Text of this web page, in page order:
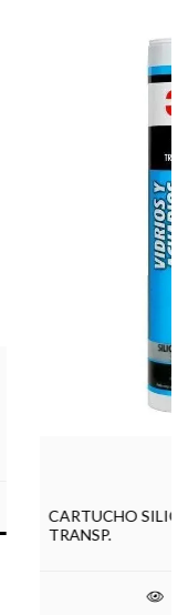
CARTUCHO
TRANSP.